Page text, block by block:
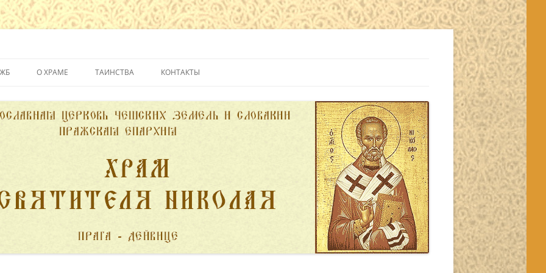
О ХРАМЕ
ДУХОВЕНСТВО
ТАИНСТВА
ВЕНЧАНИЕ
КОНТАКТЫ